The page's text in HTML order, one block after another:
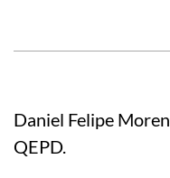
Daniel Felipe
QEPD.